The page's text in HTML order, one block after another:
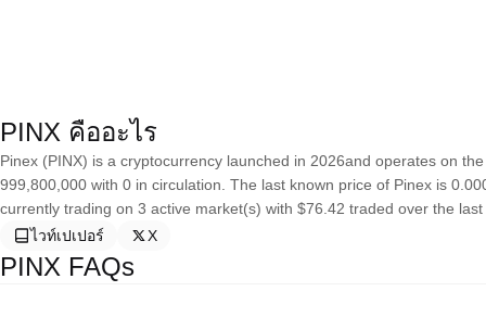
PINX คืออะไร
Pinex (PINX) is a cryptocurrency launched in 2026and operates on
999,800,000 with 0 in circulation. The last known price of Pinex is
currently trading on 3 active market(s) with $76.42 traded over the
ไวท์เปเปอร์
X
PINX FAQs